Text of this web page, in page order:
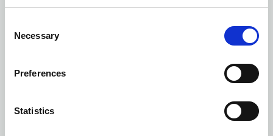
Selection
Necessary
Preferences
Statistics